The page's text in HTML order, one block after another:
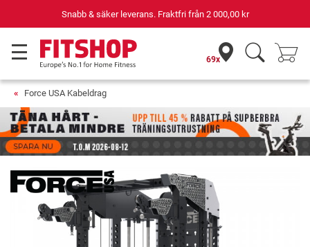
Din expert inom hemmaträning i 42 år
69x
Force USA Kabeldrag